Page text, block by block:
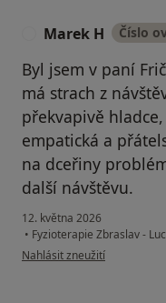
Marek H Číslo
Byl jsem v paní
má strach z
překvapivě
empatická a
na dceřiny
další návštěvu.
12. května 2026
• Fyzioterapie Zbraslav -
podle názoru uživatele Marek
Nahlásit zneužití